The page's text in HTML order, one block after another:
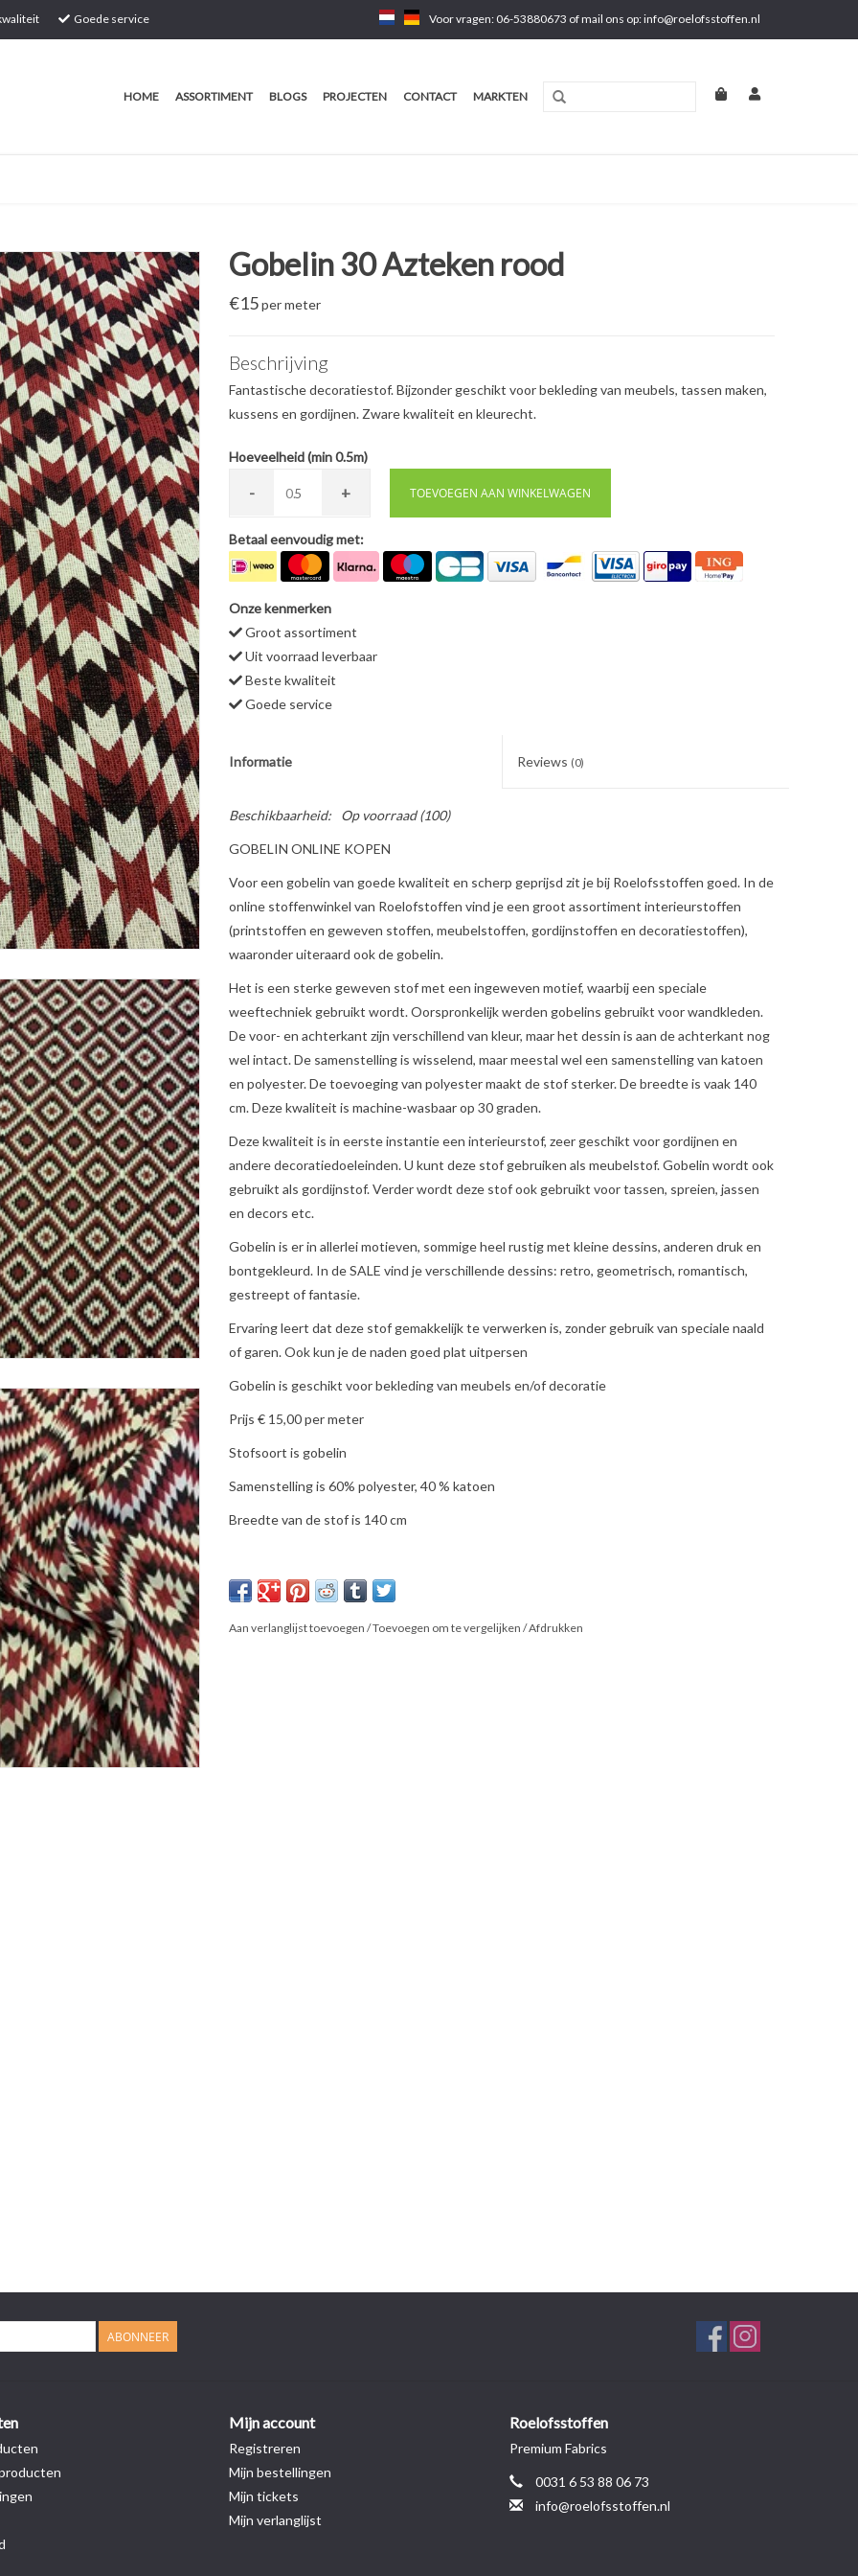
Goede service Voor vragen: 06-53880673 of mail ons op:info@roelofsstoffen.nl
HOME ASSORTIMENT BLOGS PROJECTEN CONTACT MARKTEN
Gobelin 30 Azteken rood
€15per meter
Beschrijving
Fantastische decoratiestof. Bijzonder geschikt voor bekleding van meubels, tassen maken,
kussens en gordijnen. Zware kwaliteit en kleurecht.
Hoeveelheid (min 0.5m)
- 0. + TOEVOEGEN AAN WINKELWAGEN
Betaal eenvoudig met:
Onze kenmerken
Groot assortiment
Uit voorraad leverbaar
Beste kwaliteit
Goede service
Informatie Reviews (0)
Beschikbaarheid: Op voorraad(100)
GOBELIN ONLINE KOPEN
Voor een gobelin van goede kwaliteit en scherp geprijsd zit je bij Roelofsstoffen goed. In de
online stoffenwinkel van Roelofstoffen vind je een groot assortiment interieurstoffen
(printstoffen en geweven stoffen, meubelstoffen, gordijnstoffen en decoratiestoffen),
waaronder uiteraard ook de gobelin.
Het is een sterke geweven stof met een ingeweven motief, waarbij een speciale
weeftechniek gebruikt wordt. Oorspronkelijk werden gobelins gebruikt voor wandkleden.
De voor- en achterkant zijn verschillend van kleur, maar het dessin is aan de achterkant nog
wel intact. De samenstelling is wisselend, maar meestal wel een samenstelling van katoen
en polyester. De toevoeging van polyester maakt de stof sterker. De breedte is vaak 140
cm. Deze kwaliteit is machine-wasbaar op 30 graden.
Deze kwaliteit is in eerste instantie een interieurstof, zeer geschikt voor gordijnen en
andere decoratiedoeleinden. U kunt deze stof gebruiken als meubelstof. Gobelin wordt ook
gebruikt als gordijnstof. Verder wordt deze stof ook gebruikt voor tassen, spreien, jassen
en decors etc.
Gobelin is er in allerlei motieven, sommige heel rustig met kleine dessins, anderen druk en
bontgekleurd. In deSALE vind je verschillende dessins: retro, geometrisch, romantisch,
gestreept of fantasie.
Ervaring leert dat deze stof gemakkelijk te verwerken is, zonder gebruik van speciale naald
of garen. Ook kun je de naden goed plat uitpersen
Gobelin is geschikt voor bekleding van meubels en/of decoratie
Prijs € 15,00 per meter
Stofsoort is gobelin
Samenstelling is 60% polyester, 40 % katoen
Breedte van de stof is 140 cm
Aan verlanglijst toevoegen /Toevoegen om te vergelijken /Afdrukken
ABONNEER
Mijn account
Registreren
Mijn bestellingen
Mijn tickets
Mijn verlanglijst
Roelofsstoffen
Premium Fabrics
0031 6 53 88 06 73
info@roelofsstoffen.nl